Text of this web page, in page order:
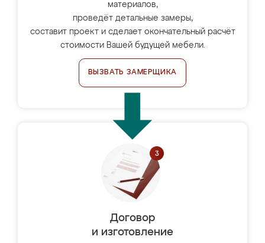
материалов,
проведёт детальные замеры,
составит проект и сделает окончательный расчёт
стоимости Вашей будущей мебели.
ВЫЗВАТЬ ЗАМЕРЩИКА
Договор
и изготовление